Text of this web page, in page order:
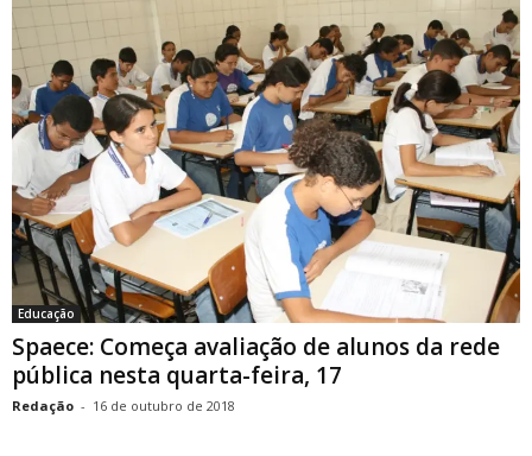
Educação
Spaece: Começa avaliação de alunos da rede
pública nesta quarta-feira, 17
Redação - 16 de outubro de 2018